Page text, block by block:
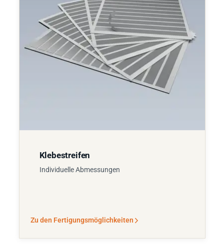
Klebestreifen
Individuelle Abmessungen
Zu den Fertigungsmöglichkeiten